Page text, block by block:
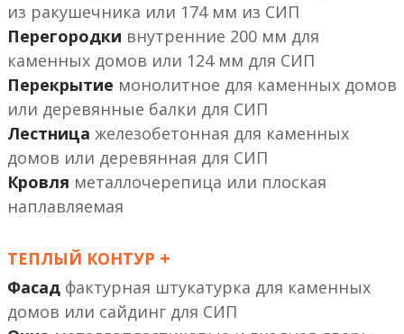
из ракушечника или 174 мм из СИП
Перегородки внутренние 200 мм
или 124 мм
Перекрытие монолитное
или деревянные балки
Лестница железобетонная
или деревянная
Кровля металлочерепица или плоская
наплавляемая
ТЕПЛЫЙ КОНТУР +
Фасад фактурная штукатурка
или сайдинг